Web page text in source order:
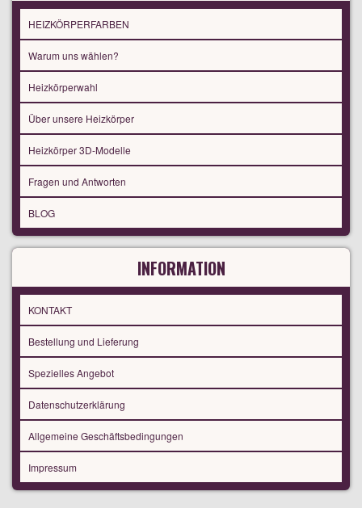
HEIZKÖRPERFARBEN
Warum uns wählen?
Heizkörperwahl
Über unsere Heizkörper
Heizkörper 3D-Modelle
Fragen und Antworten
BLOG
INFORMATION
KONTAKT
Bestellung und Lieferung
Spezielles Angebot
Datenschutzerklärung
Allgemeine Geschäftsbedingungen
Impressum